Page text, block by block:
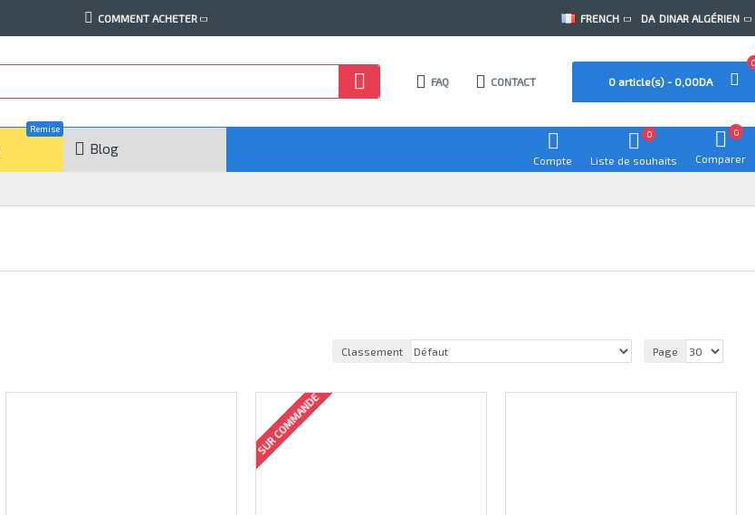
COMMENT ACHETER FRENCH DA DINAR ALGÉRIEN
FAQ CONTACT 0 article(s) - 0,00DA
Remise
Blog
Compte Liste de souhaits
0
Comparer
0
Classement Page
SUR COMMANDE